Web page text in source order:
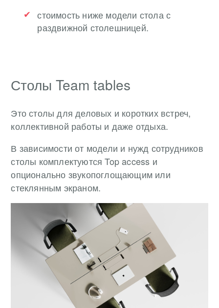
стоимость ниже модели стола с
раздвижной столешницей.
Столы Team tables
Это столы для деловых и коротких встреч,
коллективной работы и даже отдыха.
В зависимости от модели и нужд сотрудников
столы комплектуются Top access и
опционально звукопоглощающим или
стеклянным экраном.